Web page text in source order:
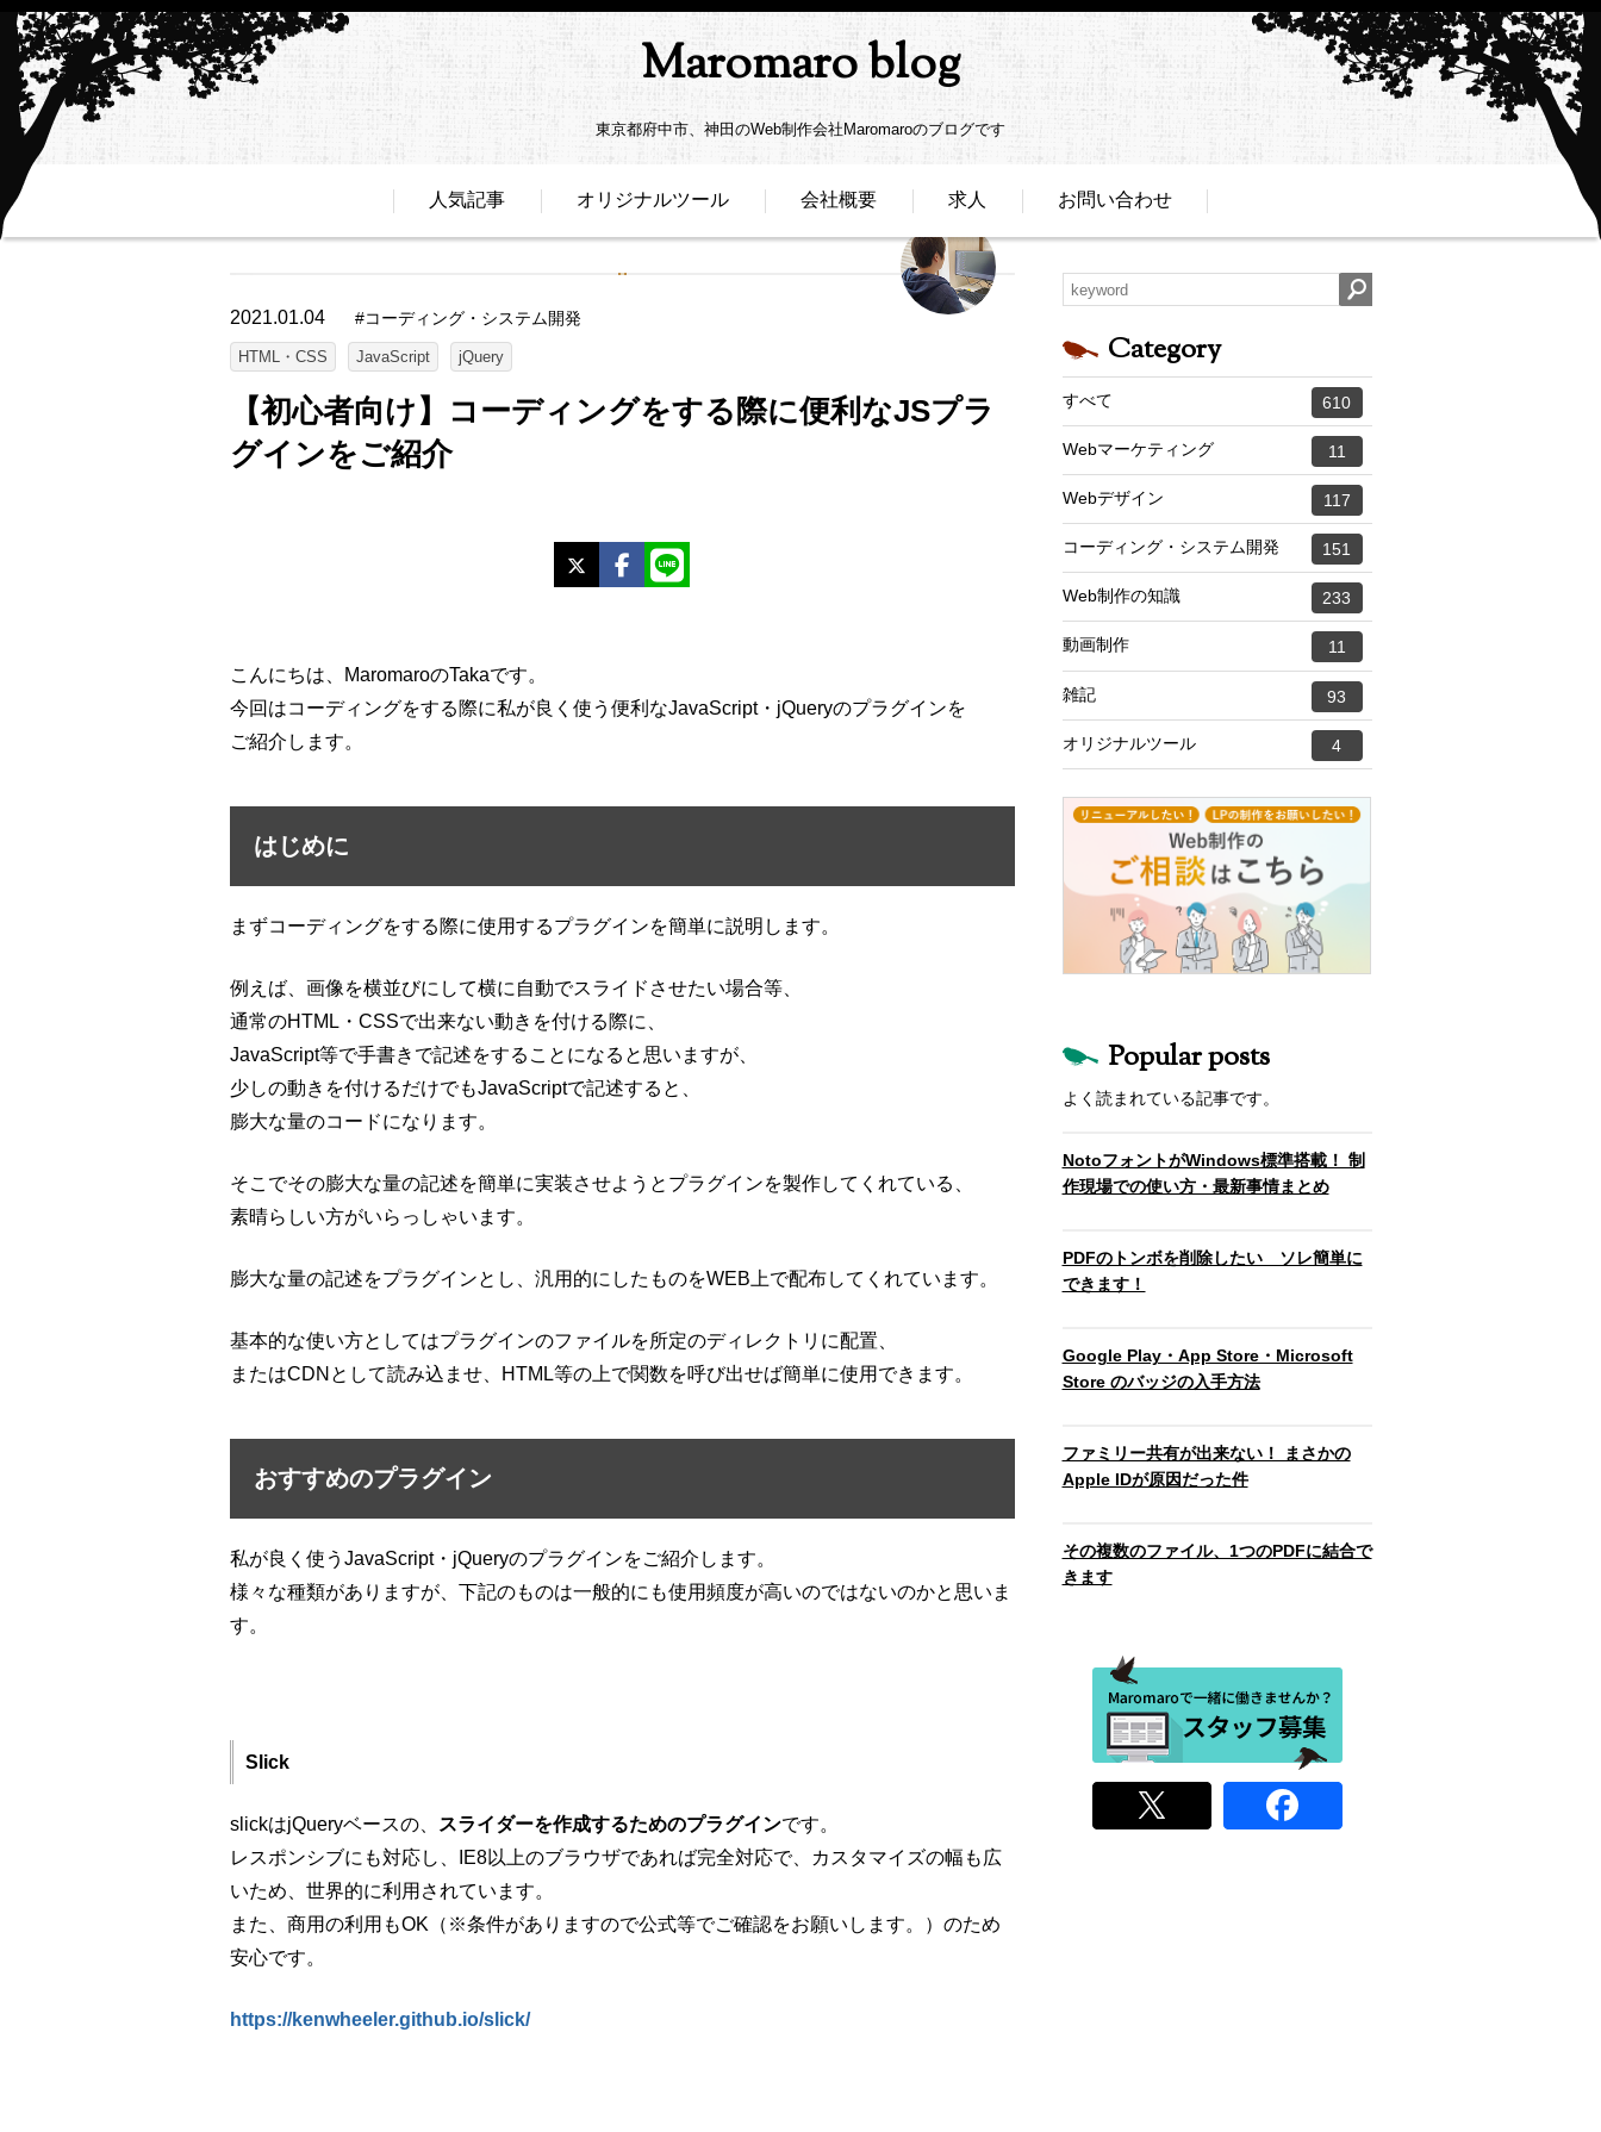
Maromaro blog
東京都府中市、神田のWeb制作会社Maromaroのブログです
人気記事 オリジナルツール 会社概要 求人 お問い合わせ
2021.01.04 #コーディング・システム開発
HTML・CSS JavaScript jQuery
【初心者向け】コーディングをする際に便利なJSプラ
グインをご紹介
Facebook
こんにちは、MaromaroのTakaです。
今回はコーディングをする際に私が良く使う便利なJavaScript・jQueryのプラグインを
ご紹介します。
はじめに
まずコーディングをする際に使用するプラグインを簡単に説明します。
例えば、画像を横並びにして横に自動でスライドさせたい場合等、
通常のHTML・CSSで出来ない動きを付ける際に、
JavaScript等で手書きで記述をすることになると思いますが、
少しの動きを付けるだけでもJavaScriptで記述すると、
膨大な量のコードになります。
そこでその膨大な量の記述を簡単に実装させようとプラグインを製作してくれている、
素晴らしい方がいらっしゃいます。
膨大な量の記述をプラグインとし、汎用的にしたものをWEB上で配布してくれています。
基本的な使い方としてはプラグインのファイルを所定のディレクトリに配置、
またはCDNとして読み込ませ、HTML等の上で関数を呼び出せば簡単に使用できます。
おすすめのプラグイン
私が良く使うJavaScript・jQueryのプラグインをご紹介します。
様々な種類がありますが、下記のものは一般的にも使用頻度が高いのではないのかと思いま
す。
Slick
slickはjQueryベースの、 スライダーを作成するためのプラグインです。
レスポンシブにも対応し、IE8以上のブラウザであれば完全対応で、カスタマイズの幅も広
いため、世界的に利用されています。
また、商用の利用もOK（※条件がありますので公式等でご確認をお願いします。）のため
安心です。
https://kenwheeler.github.io/slick/
Category
すべて 610
Webマーケティング 11
Webデザイン 117
コーディング・システム開発 151
Web制作の知識 233
動画制作 11
雑記 93
オリジナルツール 4
Popular posts
よく読まれている記事です。
NotoフォントがWindows標準搭載！ 制
作現場での使い方・最新事情まとめ
PDFのトンボを削除したい ソレ簡単に
できます！
Google Play・App Store・Microsoft
Store のバッジの入手方法
ファミリー共有が出来ない！ まさかの
Apple IDが原因だった件
その複数のファイル、1つのPDFに結合で
きます